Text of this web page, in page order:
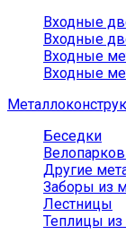
Входные
Входные
Входные
Входные
Беседки
Другие
Заборы из
Лестницы
Теплицы из